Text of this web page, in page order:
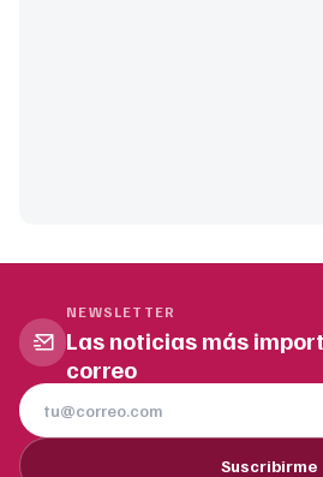
NEWSLETTER
Las noticias más
correo
Suscribirme